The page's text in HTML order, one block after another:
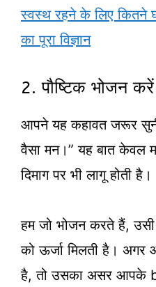
स्वस्थ रहने के लिए कितने
का पूरा विज्ञान
2. पौष्टिक भोजन करें
आपने यह कहावत जरूर
वैसा मन।” यह बात केवल
दिमाग पर भी लागू होती है।
हम जो भोजन करते हैं, उसी
को ऊर्जा मिलती है।
है, तो उसका असर आपके